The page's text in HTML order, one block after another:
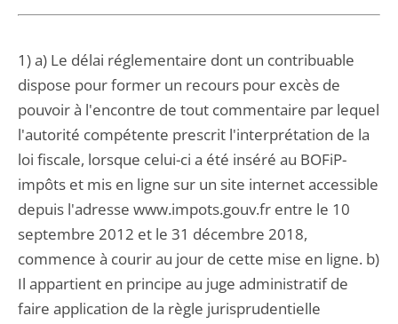
1) a) Le délai réglementaire dont un contribuable
dispose pour former un recours pour excès de
pouvoir à l'encontre de tout commentaire par lequel
l'autorité compétente prescrit l'interprétation de la
loi fiscale, lorsque celui-ci a été inséré au BOFiP-
impôts et mis en ligne sur un site internet accessible
depuis l'adresse www.impots.gouv.fr entre le 10
septembre 2012 et le 31 décembre 2018,
commence à courir au jour de cette mise en ligne. b)
Il appartient en principe au juge administratif de
faire application de la règle jurisprudentielle